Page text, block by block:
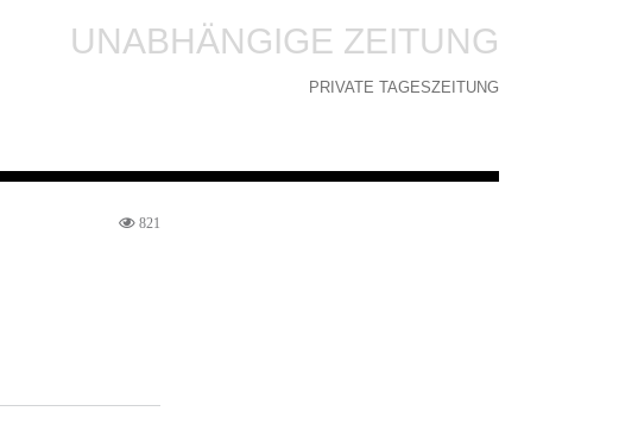
UNABHÄNGIGE ZEITUNG
PRIVATE TAGESZEITUNG
821